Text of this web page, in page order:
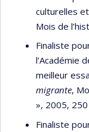
culturelles
Mois de
Finaliste
l’Académie
meilleur
migrante,
», 2005, 250
Finaliste